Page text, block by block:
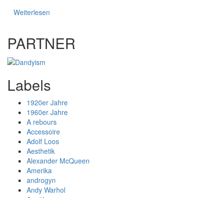
Weiterlesen
PARTNER
Labels
1920er Jahre
1960er Jahre
A rebours
Accessoire
Adolf Loos
Aesthetik
Alexander McQueen
Amerika
androgyn
Andy Warhol